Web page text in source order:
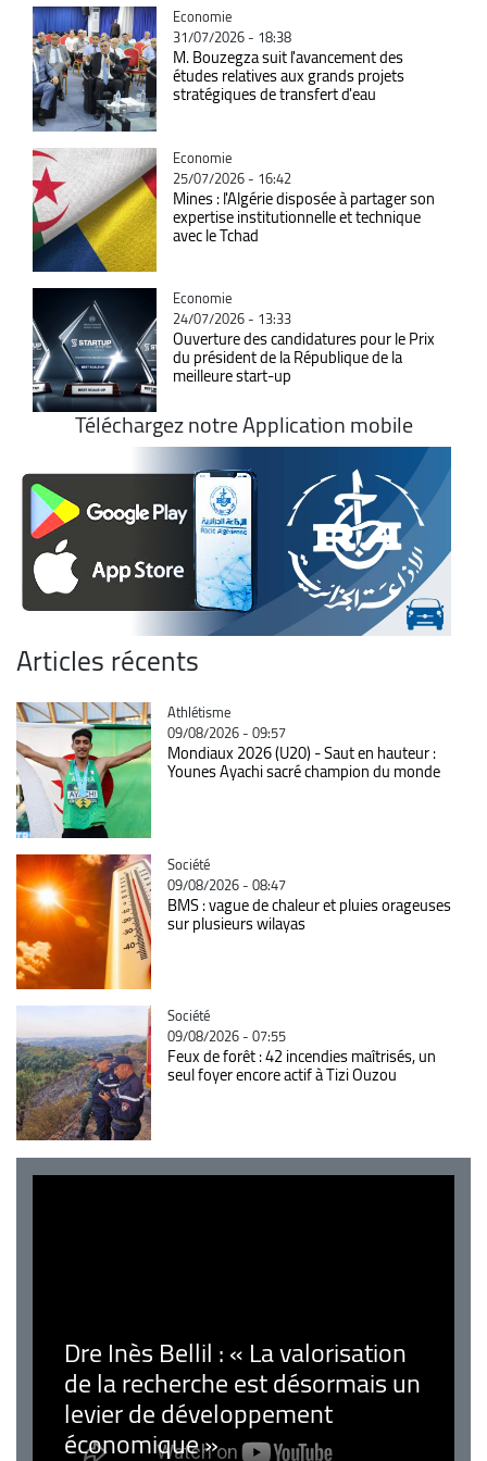
Catégorie
Economie
31/07/2026 - 18:38
M. Bouzegza suit l'avancement des
études relatives aux grands projets
stratégiques de transfert d'eau
Catégorie
Economie
25/07/2026 - 16:42
Mines : l'Algérie disposée à partager son
expertise institutionnelle et technique
avec le Tchad
Catégorie
Economie
24/07/2026 - 13:33
Ouverture des candidatures pour le Prix
du président de la République de la
meilleure start-up
Téléchargez notre Application mobile
Articles récents
Catégorie
Athlétisme
09/08/2026 - 09:57
Mondiaux 2026 (U20) - Saut en hauteur :
Younes Ayachi sacré champion du monde
Catégorie
Société
09/08/2026 - 08:47
BMS : vague de chaleur et pluies orageuses
sur plusieurs wilayas
Catégorie
Société
09/08/2026 - 07:55
Feux de forêt : 42 incendies maîtrisés, un
seul foyer encore actif à Tizi Ouzou
Dre Inès Bellil : « La valorisation
de la recherche est désormais un
levier de développement
économique »